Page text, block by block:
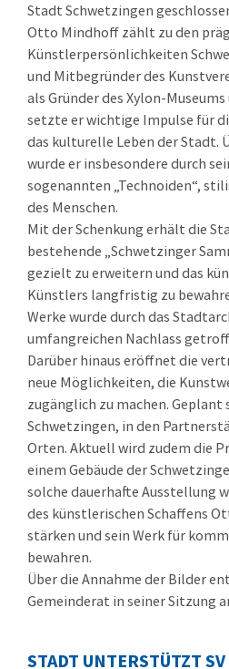
Stadt Schwetzingen
Otto Mindhoff zählt zu den
Künstlerpersönlichkeiten
und Mitbegründer des
als Gründer des Xylon-
setzte er wichtige Impulse für
das kulturelle Leben der Stadt.
wurde er insbesondere durch
sogenannten „Technoiden“,
des Menschen.
Mit der Schenkung erhält die
bestehende „Schwetzinger
gezielt zu erweitern und das
Künstlers langfristig zu
Werke wurde durch das
umfangreichen Nachlass
Darüber hinaus eröffnet die
neue Möglichkeiten, die
zugänglich zu machen. Geplant
Schwetzingen, in den
Orten. Aktuell wird zudem die
einem Gebäude der
solche dauerhafte Ausstellung
des künstlerischen Schaffens
stärken und sein Werk für
bewahren.
Über die Annahme der Bilder
Gemeinderat in seiner Sitzung
STADT UNTERSTÜTZT